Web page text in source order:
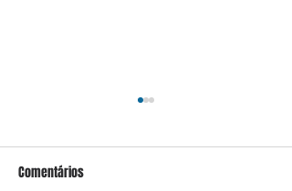
Comentários